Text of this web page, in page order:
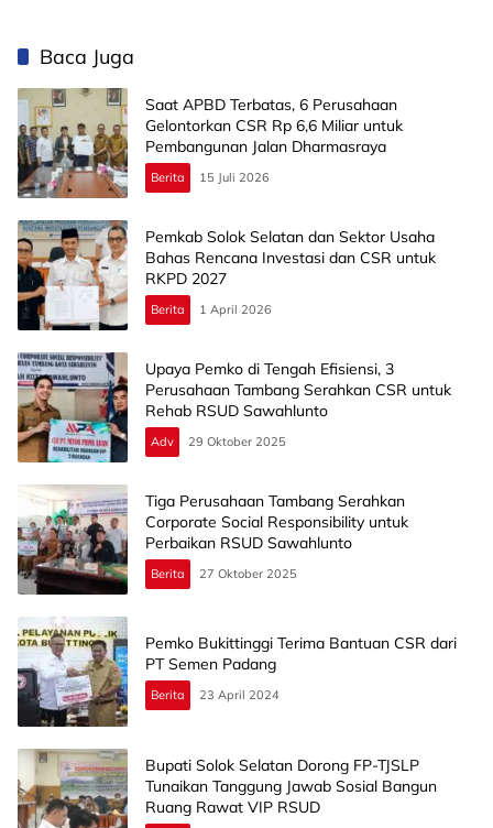
Baca Juga
Saat APBD Terbatas, 6 Perusahaan
Gelontorkan CSR Rp 6,6 Miliar untuk
Pembangunan Jalan Dharmasraya
Berita 15 Juli 2026
Pemkab Solok Selatan dan Sektor Usaha
Bahas Rencana Investasi dan CSR untuk
RKPD 2027
Berita 1 April 2026
Upaya Pemko di Tengah Efisiensi, 3
Perusahaan Tambang Serahkan CSR untuk
Rehab RSUD Sawahlunto
Adv 29 Oktober 2025
Tiga Perusahaan Tambang Serahkan
Corporate Social Responsibility untuk
Perbaikan RSUD Sawahlunto
Berita 27 Oktober 2025
Pemko Bukittinggi Terima Bantuan CSR dari
PT Semen Padang
Berita 23 April 2024
Bupati Solok Selatan Dorong FP-TJSLP
Tunaikan Tanggung Jawab Sosial Bangun
Ruang Rawat VIP RSUD